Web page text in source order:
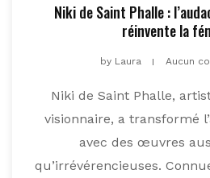
Niki de Saint Phalle :
réinvente la
byLaura Aucun
Niki de Saint Phalle,
visionnaire, a transformé
avec des œuvres
qu’irrévérencieuses.